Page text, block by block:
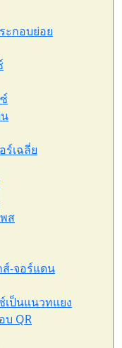
ะกอบย่อย
ร์เฉลี่ย
ส
ส์-จอร์แดน
เป็นแนวทแยง
บ QR